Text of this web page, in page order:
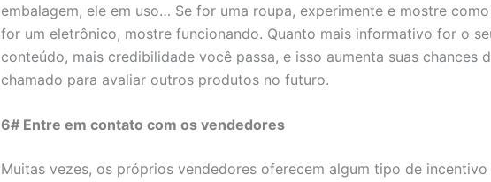
embalagem, ele em uso… Se for uma roupa, experimente e mostre
for um eletrônico, mostre funcionando. Quanto mais informativo for o
conteúdo, mais credibilidade você passa, e isso aumenta suas chances
chamado para avaliar outros produtos no futuro.
6# Entre em contato com os vendedores
Muitas vezes, os próprios vendedores oferecem algum tipo de incentivo